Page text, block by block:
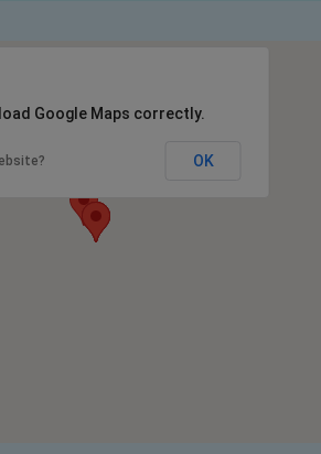
Google Maps correctly.
OK